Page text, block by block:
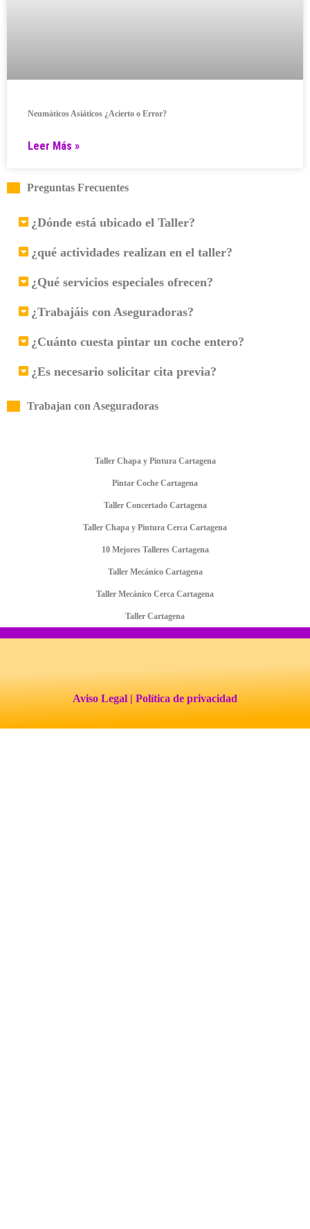
Neumáticos Asiáticos ¿Acierto o Error?
Leer Más »
Preguntas Frecuentes
¿Dónde está ubicado el Taller?
¿qué actividades realizan en el taller?
¿Qué servicios especiales ofrecen?
¿Trabajáis con Aseguradoras?
¿Cuánto cuesta pintar un coche entero?
¿Es necesario solicitar cita previa?
Trabajan con Aseguradoras
Taller Chapa y Pintura Cartagena
Pintar Coche Cartagena
Taller Concertado Cartagena
Taller Chapa y Pintura Cerca Cartagena
10 Mejores Talleres Cartagena
Taller Mecánico Cartagena
Taller Mecánico Cerca Cartagena
Taller Cartagena
Aviso Legal | Política de privacidad